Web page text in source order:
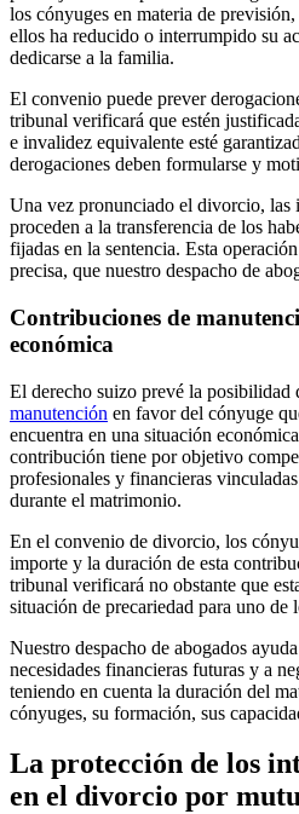
los cónyuges en materia de
ellos ha reducido o interrumpido su
dedicarse a la familia.
El convenio puede prever
tribunal verificará que estén
e invalidez equivalente esté
derogaciones deben formularse y
Una vez pronunciado el divorcio, las
proceden a la transferencia de los
fijadas en la sentencia. Esta
precisa, que nuestro despacho de
Contribuciones de
económica
El derecho suizo prevé la posibilidad
manutención en favor del cónyuge
encuentra en una situación
contribución tiene por objetivo
profesionales y financieras
durante el matrimonio.
En el convenio de divorcio, los
importe y la duración de esta
tribunal verificará no obstante que
situación de precariedad para uno de
Nuestro despacho de abogados
necesidades financieras futuras y a
teniendo en cuenta la duración del
cónyuges, su formación, sus
La protección de los
en el divorcio por